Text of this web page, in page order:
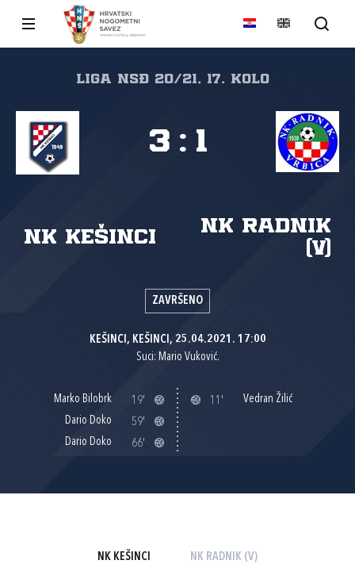
Liga NSĐ 20/21, 17. kolo
NK Kešinci
NK Radnik
(V)
3 : 1
ZAVRŠENO
KEŠINCI, KEŠINCI, 25.04.2021. 17:00
Suci: Mario Vuković.
Marko Bilobrk
19'
Dario Doko
59'
Dario Doko
66'
11' Vedran Žilić
NK KEŠINCI NK RADNIK (V)